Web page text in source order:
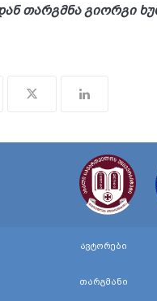
თარგმნა გიორგი
ავტორები
თარგმანი